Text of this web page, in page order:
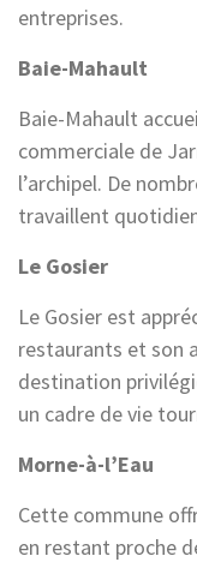
entreprises.
Baie-Mahault
Baie-Mahault
commerciale de
l’archipel. De
travaillent
Le Gosier
Le Gosier est
restaurants et son
destination
un cadre de vie
Morne-à-l’Eau
Cette commune
en restant proche